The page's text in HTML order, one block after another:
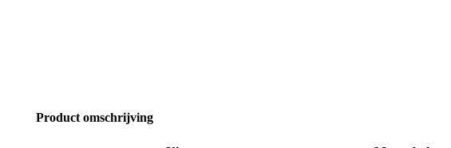
Product omschrijving